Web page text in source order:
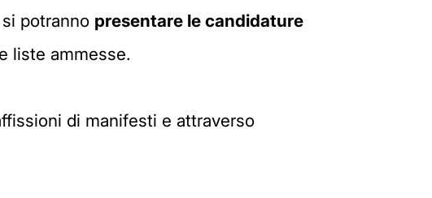
potranno presentare le candidature
liste ammesse.
di manifesti e attraverso